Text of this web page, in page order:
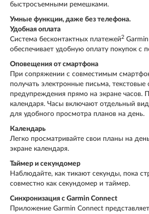
быстросъемными ремешками.
Умные функции, даже без телефона.
Удобная оплата
Система бесконтактных платежей2
обеспечивает удобную оплату покупок с
Оповещения от смартфона
При сопряжении с совместимым
получать электронные письма,
предупреждения прямо на экране часов.
календаря. Часы включают отдельный
для удобного просмотра планов на день.
Календарь
Легко просматривайте свои планы на
экране календаря.
Таймер и секундомер
Наблюдайте, как тикают секунды, пока
совместно как секундомер и таймер.
Синхронизация с Garmin Connect
Приложение Garmin Connect